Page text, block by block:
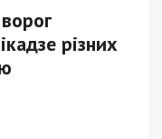
різних